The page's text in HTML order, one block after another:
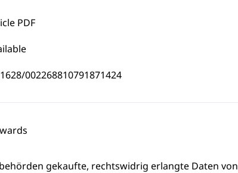
PDF
002268810791871424
gekaufte, rechtswidrig erlangte Daten von